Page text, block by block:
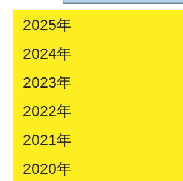
2025年
2024年
2023年
2022年
2021年
2020年